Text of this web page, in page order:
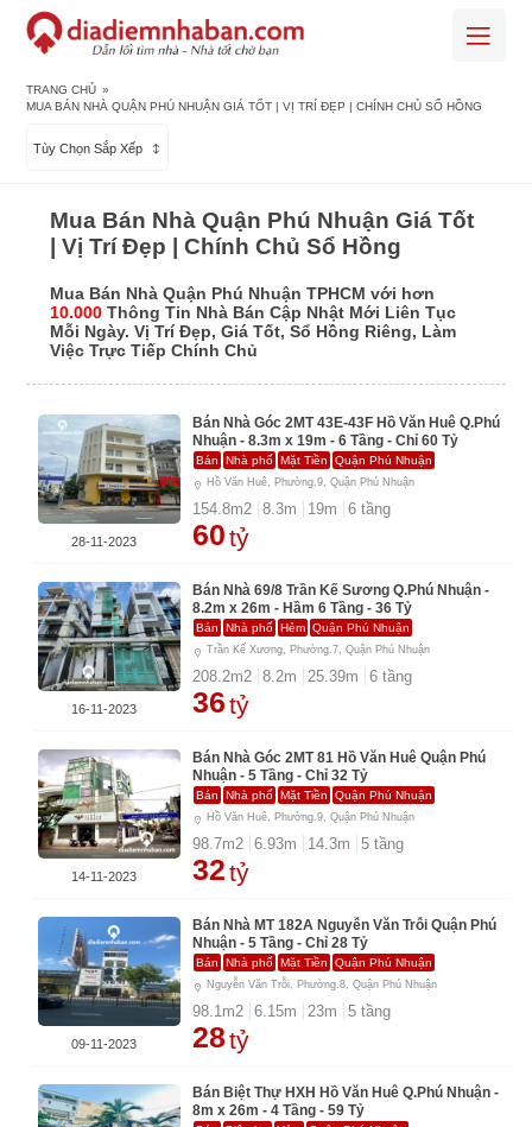
TRANG CHỦ »
MUA BÁN NHÀ QUẬN PHÚ NHUẬN GIÁ TỐT | VỊ TRÍ ĐẸP | CHÍNH CHỦ SỔ HỒNG
Tùy Chọn Sắp Xếp
Mua Bán Nhà Quận Phú Nhuận Giá Tốt
| Vị Trí Đẹp | Chính Chủ Sổ Hồng
Mua Bán Nhà Quận Phú Nhuận TPHCM với hơn
10.000 Thông Tin Nhà Bán Cập Nhật Mới Liên Tục
Mỗi Ngày. Vị Trí Đẹp, Giá Tốt, Sổ Hồng Riêng, Làm
Việc Trực Tiếp Chính Chủ
Bán Nhà Góc 2MT 43E-43F Hồ Văn Huê Q.Phú
Nhuận - 8.3m x 19m - 6 Tầng - Chỉ 60 Tỷ
Bán Nhà phố Mặt Tiền Quận Phú Nhuận
Hồ Văn Huê, Phường.9, Quận Phú Nhuận
154.8m2 8.3m 19m 6 tầng
60tỷ
28-11-2023
Bán Nhà 69/8 Trần Kế Sương Q.Phú Nhuận -
8.2m x 26m - Hầm 6 Tầng - 36 Tỷ
Bán Nhà phố Hẻm Quận Phú Nhuận
Trần Kế Xương, Phường.7, Quận Phú Nhuận
208.2m2 8.2m 25.39m 6 tầng
36tỷ
16-11-2023
Bán Nhà Góc 2MT 81 Hồ Văn Huê Quận Phú
Nhuận - 5 Tầng - Chỉ 32 Tỷ
Bán Nhà phố Mặt Tiền Quận Phú Nhuận
Hồ Văn Huê, Phường.9, Quận Phú Nhuận
98.7m2 6.93m 14.3m 5 tầng
32tỷ
14-11-2023
Bán Nhà MT 182A Nguyễn Văn Trỗi Quận Phú
Nhuận - 5 Tầng - Chỉ 28 Tỷ
Bán Nhà phố Mặt Tiền Quận Phú Nhuận
Nguyễn Văn Trỗi, Phường.8, Quận Phú Nhuận
98.1m2 6.15m 23m 5 tầng
28tỷ
09-11-2023
Bán Biệt Thự HXH Hồ Văn Huê Q.Phú Nhuận -
8m x 26m - 4 Tầng - 59 Tỷ